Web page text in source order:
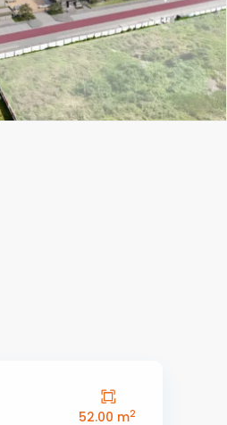
52.00 m2